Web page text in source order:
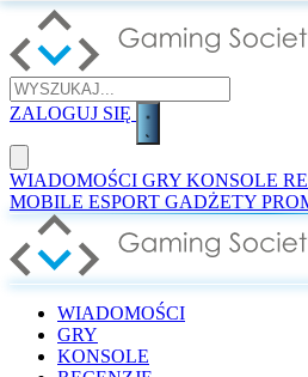
ZALOGUJ SIĘ
WIADOMOŚCI GRY KONSOLE
MOBILE ESPORT GADŻETY
WIADOMOŚCI
GRY
KONSOLE